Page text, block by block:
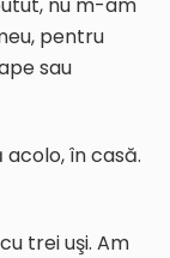
pentru
sau
în casă.
trei uşi. Am